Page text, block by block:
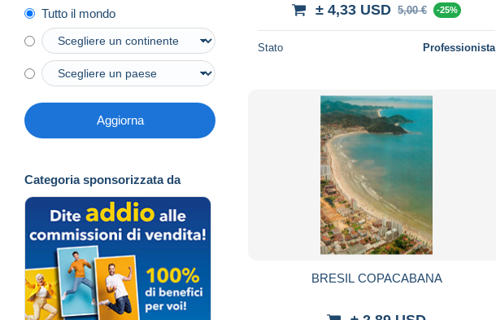
Tutto il mondo
Aggiorna
Categoria sponsorizzata da
± 4,33 USD 5,00 € -25%
Stato Professionista
BRESIL COPACABANA